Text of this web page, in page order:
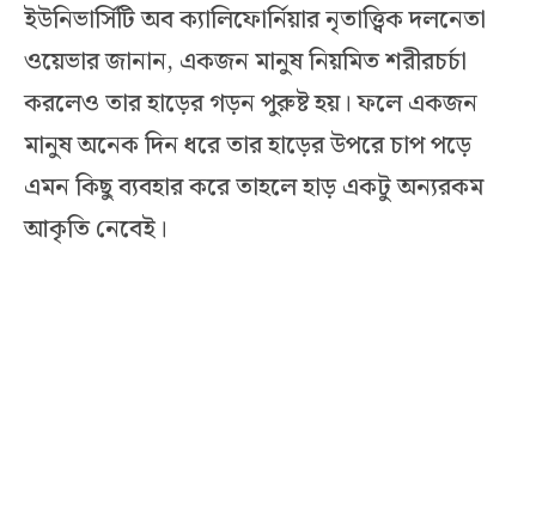
ইউনিভার্সিটি অব ক্যালিফোর্নিয়ার নৃতাত্ত্বিক দলনেতা
ওয়েভার জানান, একজন মানুষ নিয়মিত শরীরচর্চা
করলেও তার হাড়ের গড়ন পুরুষ্ট হয়। ফলে একজন
মানুষ অনেক দিন ধরে তার হাড়ের উপরে চাপ পড়ে
এমন কিছু ব্যবহার করে তাহলে হাড় একটু অন্যরকম
আকৃতি নেবেই।